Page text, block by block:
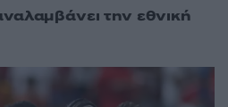
την εθνική